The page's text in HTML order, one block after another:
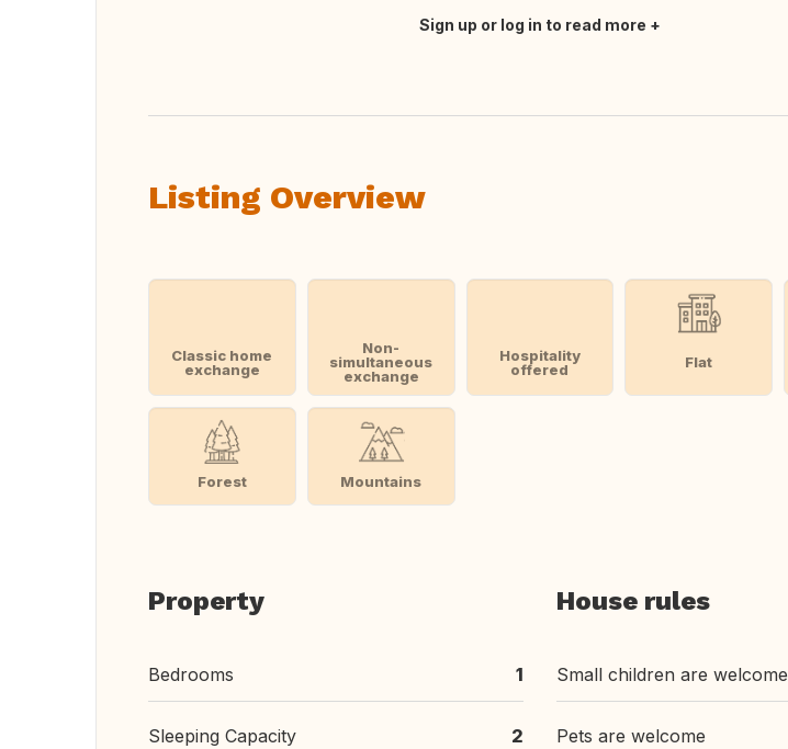
Sign up or log in to read more
Listing Overview
Classic home
exchange
Non-
simultaneous
exchange
Hospitality
offered
Flat
Forest Mountains
Property
Bedrooms 1
Sleeping Capacity 2
House rules
Small children are welcome
Pets are welcome